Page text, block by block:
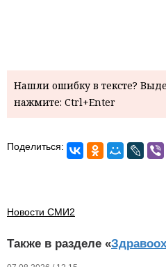
Нашли ошибку в тексте?
нажмите: Ctrl+Enter
Поделиться:
Новости СМИ2
Также в разделе «